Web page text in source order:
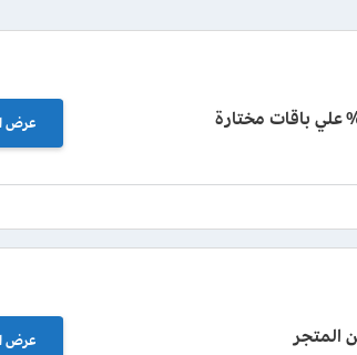
عرض
المتجر عرض